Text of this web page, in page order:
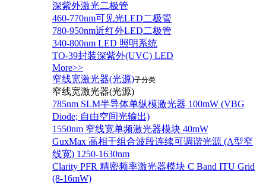
深紫外激光二极管
460-770nm可见光LED二极管
780-950nm近红外LED二极管
340-800nm LED 照明系统
TO-39封装深紫外(UVC) LED
More>>
窄线宽激光器(光源)子分类
窄线宽激光器(光源)
785nm SLM半导体单纵模激光器 100mW (VBG
Diode; 自由空间光输出)
1550nm 窄线宽单频激光器模块 40mW
GuxMax 高相干组合波段连续可调谐光源 (A型窄
线宽) 1250-1630nm
Clarity PFR 精密频率激光器模块 C Band ITU Grid
(8-16mW)